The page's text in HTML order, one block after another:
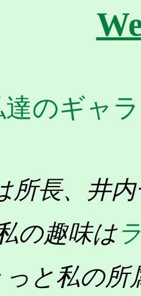
達のギャ
所長、井
の趣味は
と私の